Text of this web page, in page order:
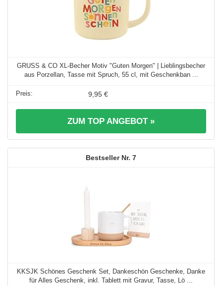
GRUSS & CO XL-Becher Motiv "Guten Morgen" | Lieblingsbecher
aus Porzellan, Tasse mit Spruch, 55 cl, mit Geschenkban ...
9,95 €
ZUM TOP ANGEBOT »
7
KKSJK Schönes Geschenk Set, Dankeschön Geschenke, Danke
für Alles Geschenk, inkl. Tablett mit Gravur, Tasse, Lö ...